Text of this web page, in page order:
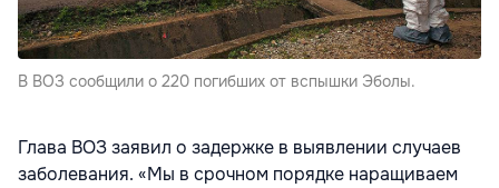
В ВОЗ сообщили о 220 погибших от вспышки Эболы.
Глава ВОЗ заявил о задержке в выявлении случаев
заболевания. «Мы в срочном порядке наращиваем